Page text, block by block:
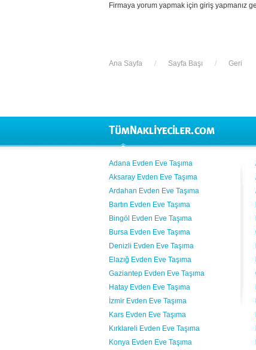
Firmaya yorum yapmak için giriş yapmanız
Ana Sayfa / Sayfa Başı / Geri
Adana Evden Eve Taşıma
Aksaray Evden Eve Taşıma
Ardahan Evden Eve Taşıma
Bartın Evden Eve Taşıma
Bingöl Evden Eve Taşıma
Bursa Evden Eve Taşıma
Denizli Evden Eve Taşıma
Elazığ Evden Eve Taşıma
Gaziantep Evden Eve Taşıma
Hatay Evden Eve Taşıma
İzmir Evden Eve Taşıma
Kars Evden Eve Taşıma
Kırklareli Evden Eve Taşıma
Konya Evden Eve Taşıma